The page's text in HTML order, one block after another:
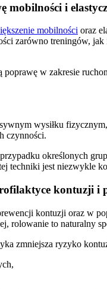
mobilności i
mobilności oraz
zarówno treningów,
w zakresie
wysiłku fizycznym,
czynności.
określonych
techniki jest niezwykle
kontuzji i
kontuzji oraz w
rolowanie to naturalny
zmniejsza ryzyko